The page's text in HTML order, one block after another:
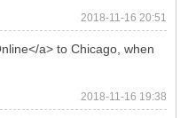
2018-11-16 20:51
a> to Chicago, when
2018-11-16 19:38